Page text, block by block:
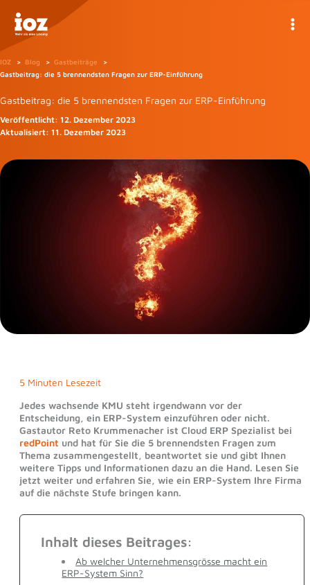
Inhalt
springen
IOZ Blog
Gastbeiträge
Gastbeitrag: die 5 brennendsten Fragen zur ERP-Einführung
Gastbeitrag: die 5 brennendsten Fragen zur ERP-Einführung
Veröffentlicht: 12. Dezember 2023
Aktualisiert: 11. Dezember 2023
5 Minuten Lesezeit
Jedes wachsende KMU steht irgendwann vor der
Entscheidung, ein ERP-System einzuführen oder nicht.
Gastautor Reto Krummenacher ist Cloud ERP Spezialist bei
redPoint und hat für Sie die 5 brennendsten Fragen zum
Thema zusammengestellt, beantwortet sie und gibt Ihnen
weitere Tipps und Informationen dazu an die Hand. Lesen Sie
jetzt weiter und erfahren Sie, wie ein ERP-System Ihre Firma
auf die nächste Stufe bringen kann.
Inhalt dieses Beitrages:
Ab welcher Unternehmensgrösse macht ein
ERP-System Sinn?